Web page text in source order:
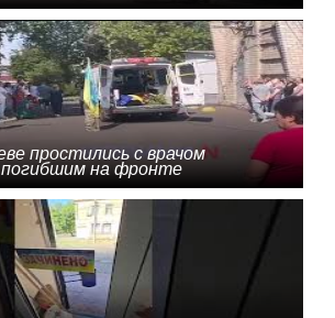
простились с врачом
на фронте